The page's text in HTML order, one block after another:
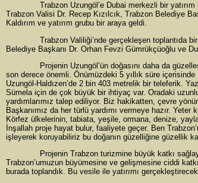
Trabzon Uzungöl’e Dubai merkezli bir yatırım
Trabzon Valisi Dr. Recep Kızılcık, Trabzon Belediye
Kaldırım ve yatırım grubu bir araya geldi.
Trabzon Valiliği’nde gerçekleşen toplantıda bir
Belediye Başkanı Dr. Orhan Fevzi Gümrükçüoğlu ve
Projenin Uzungöl’ün doğasını daha da
son derece önemli. Önümüzdeki 5 yıllık süre
Uzungöl-Haldızen’de 2 bin 403 metrelik bir teleferik.
Sümela için de çok büyük bir ihtiyaç var. Oradaki
yardımlarımız talep ediliyor. Biz hakikatten, çevre
Başkanımız da her türlü yardımı vermeye hazır.
Körfez ülkelerinin, tabiata, yeşile, ormana, denize,
İnşallah proje hayat bulur, faaliyete geçer. Ben
işleyerek koruyabiliriz bu doğanın güzelliğine güzellik
Projenin Trabzon turizmine büyük katkı
Trabzon’umuzun büyümesine ve gelişmesine ciddi
burada toplandık. Bu vesile ile yatırımı